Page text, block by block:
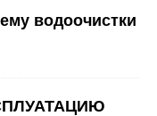
водоочистки